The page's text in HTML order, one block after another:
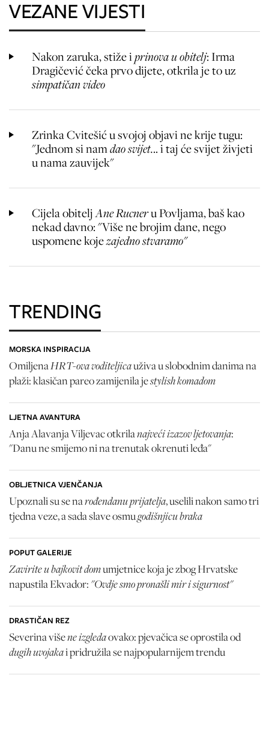
VEZANE VIJESTI
Nakon zaruka, stiže iprinova u obitelj: Irma
Dragičević čeka prvo dijete, otkrila je to uz
simpatičan video
Zrinka Cvitešić u svojoj objavi ne krije tugu:
"Jednom si namdao svijet... i taj će svijet živjeti
u nama zauvijek"
Cijela obiteljAne Rucneru Povljama, baš kao
nekad davno: "Više ne brojim dane, nego
uspomene kojezajedno stvaramo"
TRENDING
MORSKA INSPIRACIJA
OmiljenaHRT-ova voditeljicauživa u slobodnim danima na
plaži: klasičan pareo zamijenila jestylish komadom
LJETNA AVANTURA
Anja Alavanja Viljevac otkrilanajveći izazov ljetovanja:
"Danu ne smijemo ni na trenutak okrenuti leđa"
OBLJETNICA VJENČANJA
Upoznali su se narođendanu prijatelja, uselili nakon samo tri
tjedna veze, a sada slave osmugodišnjicu braka
POPUT GALERIJE
Zavirite u bajkovit domumjetnice koja je zbog Hrvatske
napustila Ekvador: "Ovdje smo pronašli mir i sigurnost"
DRASTIČAN REZ
Severina višene izgledaovako: pjevačica se oprostila od
dugih uvojakai pridružila se najpopularnijem trendu